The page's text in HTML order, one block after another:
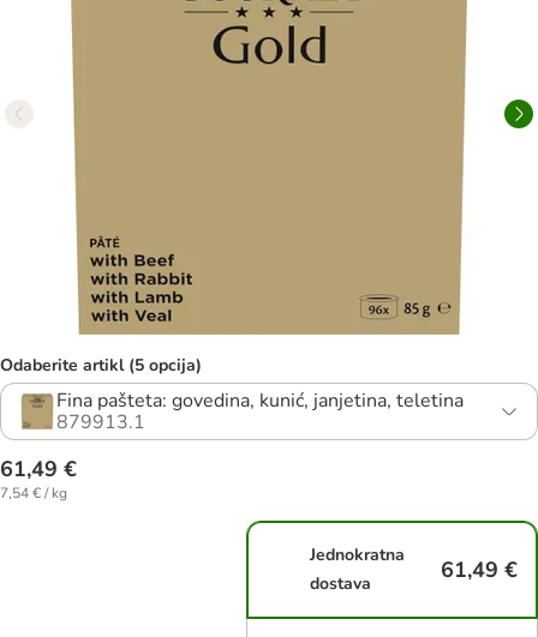
Odaberite artikl (5 opcija)
Fina pašteta: govedina, kunić, janjetina, teletina
879913.1
61,49 €
7,54 € / kg
Jednokratna
dostava
61,49 €